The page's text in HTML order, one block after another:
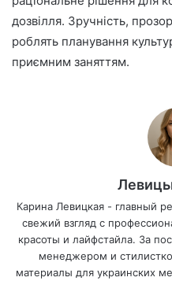
дозвілля. Зручність,
роблять планування
приємним заняттям.
Карина Левицкая - главный
свежий взгляд с
красоты и лайфстайла. За
менеджером и
материалы для украинских